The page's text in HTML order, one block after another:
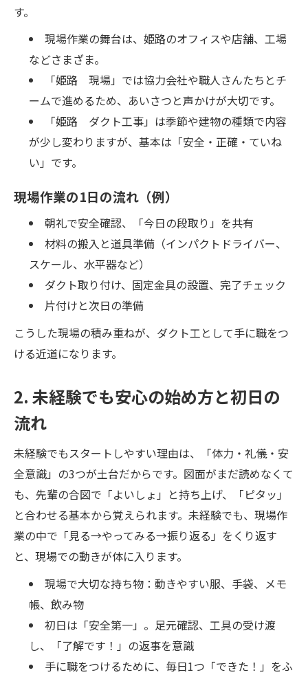
す。
現場作業の舞台は、姫路のオフィスや店舗、工場
などさまざま。
「姫路 現場」では協力会社や職人さんたちとチ
ームで進めるため、あいさつと声かけが大切です。
「姫路 ダクト工事」は季節や建物の種類で内容
が少し変わりますが、基本は「安全・正確・ていね
い」です。
現場作業の1日の流れ（例）
朝礼で安全確認、「今日の段取り」を共有
材料の搬入と道具準備（インパクトドライバー、
スケール、水平器など）
ダクト取り付け、固定金具の設置、完了チェック
片付けと次日の準備
こうした現場の積み重ねが、ダクト工として手に職をつ
ける近道になります。
2. 未経験でも安心の始め方と初日の
流れ
未経験でもスタートしやすい理由は、「体力・礼儀・安
全意識」の3つが土台だからです。図面がまだ読めなくて
も、先輩の合図で「よいしょ」と持ち上げ、「ピタッ」
と合わせる基本から覚えられます。未経験でも、現場作
業の中で「見る→やってみる→振り返る」をくり返す
と、現場での動きが体に入ります。
現場で大切な持ち物：動きやすい服、手袋、メモ
帳、飲み物
初日は「安全第一」。足元確認、工具の受け渡
し、「了解です！」の返事を意識
手に職をつけるために、毎日1つ「できた！」をふ